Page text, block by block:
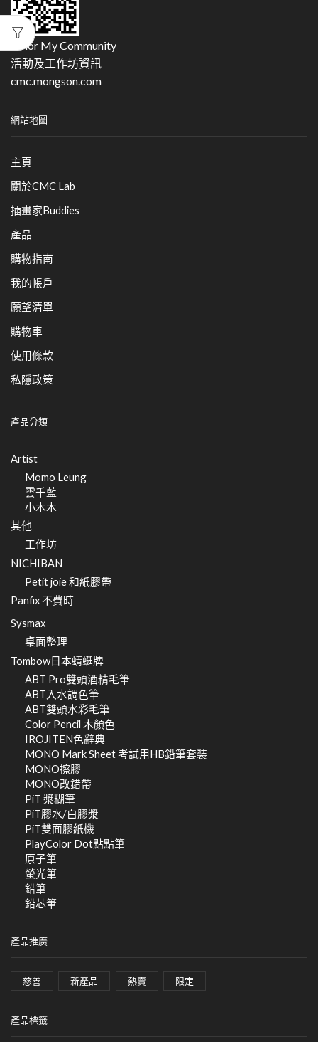
Color My Community
活動及工作坊資訊
cmc.mongson.com
網站地圖
主頁
關於CMC Lab
插畫家Buddies
產品
購物指南
我的帳戶
願望清單
購物車
使用條款
私隱政策
產品分類
Artist
Momo Leung
雲千藍
小木木
其他
工作坊
NICHIBAN
Petit joie 和紙膠帶
Panfix 不費時
Sysmax
桌面整理
Tombow日本蜻蜓牌
ABT Pro雙頭酒精毛筆
ABT入水調色筆
ABT雙頭水彩毛筆
Color Pencil 木顏色
IROJITEN色辭典
MONO Mark Sheet 考試用HB鉛筆套裝
MONO擦膠
MONO改錯帶
PiT 漿糊筆
PiT膠水/白膠漿
PiT雙面膠紙機
PlayColor Dot點點筆
原子筆
螢光筆
鉛筆
鉛芯筆
產品推廣
慈善 新產品 熱賣 限定
產品標籤